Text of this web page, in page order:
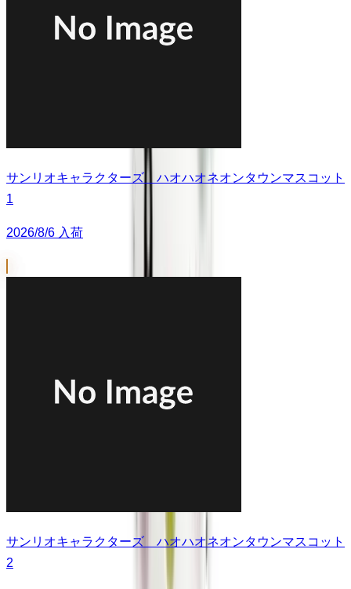
サンリオキャラクターズ ハオハオネオンタウンマスコット
1
2026/8/6 入荷
サンリオキャラクターズ ハオハオネオンタウンマスコット
2